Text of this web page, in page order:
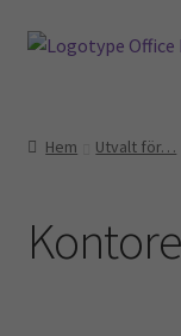
Hoppa
Hoppa
Om oss
Hem Utvalt för…